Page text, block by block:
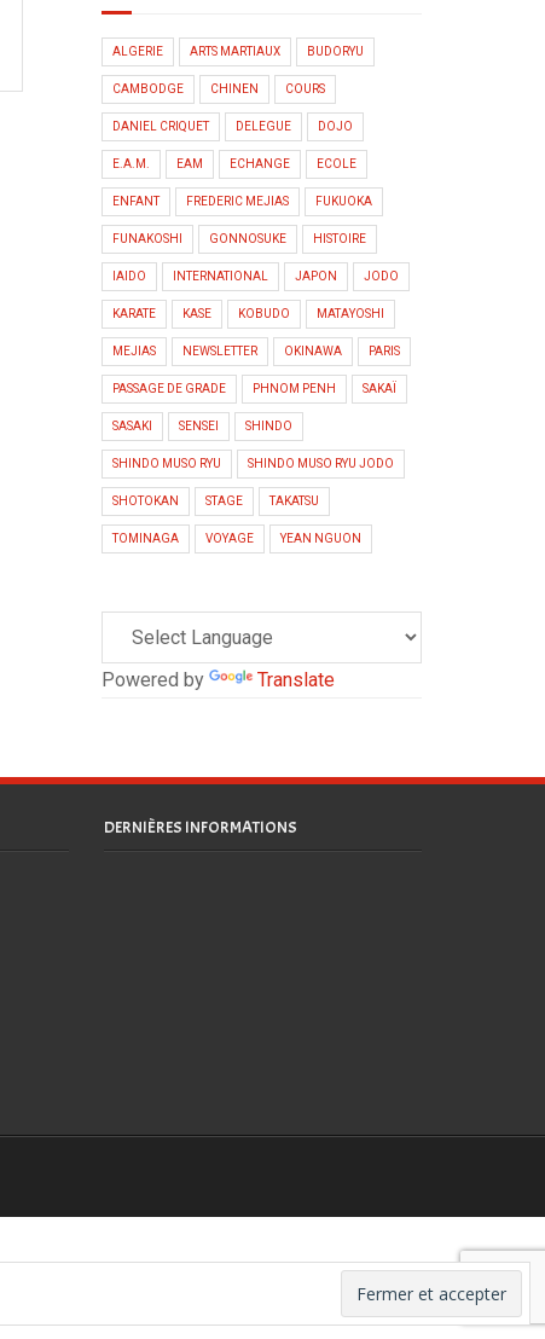
ALGERIE ARTS MARTIAUX BUDORYU
CAMBODGE CHINEN COURS
DANIEL CRIQUET DELEGUE DOJO
E.A.M. EAM ECHANGE ECOLE
ENFANT FREDERIC MEJIAS FUKUOKA
FUNAKOSHI GONNOSUKE HISTOIRE
IAIDO INTERNATIONAL JAPON JODO
KARATE KASE KOBUDO MATAYOSHI
MEJIAS NEWSLETTER OKINAWA PARIS
PASSAGE DE GRADE PHNOM PENH SAKAÏ
SASAKI SENSEI SHINDO
SHINDO MUSO RYU SHINDO MUSO RYU JODO
SHOTOKAN STAGE TAKATSU
TOMINAGA VOYAGE YEAN NGUON
Powered by Translate
DERNIÈRES INFORMATIONS